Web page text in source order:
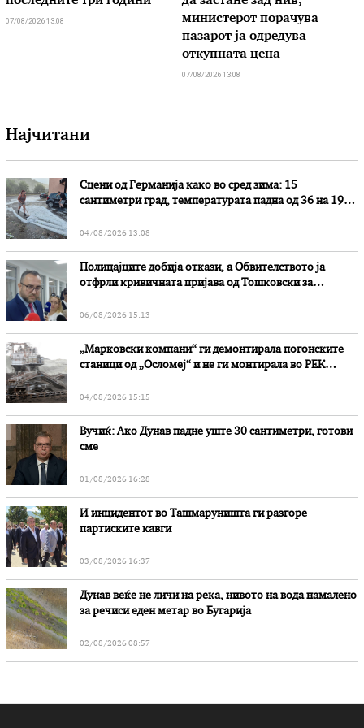
07/08/2026 13:08
министерот порачува
пазарот ја одредува
откупната цена
07/08/2026 13:08
Најчитани
Сцени од Германија како во сред зима: 15
сантиметри град, температурата падна од 36 на 19
04/08/2026 13:08
Полицајците добија откази, а Обвителството ја
отфрли кривичната пријава од Тошковски за
06/08/2026 15:13
„Марковски компани“ ги демонтирала погонските
станици од „Осломеј“ и не ги монтирала во РЕК
04/08/2026 15:15
Вучиќ: Ако Дунав падне уште 30 сантиметри, готови
сме
01/08/2026 16:28
И инцидентот во Ташмаруништa ги разгоре
партиските кавги
03/08/2026 16:37
Дунав веќе не личи на река, нивото на вода намалено
за речиси еден метар во Бугарија
02/08/2026 08:57